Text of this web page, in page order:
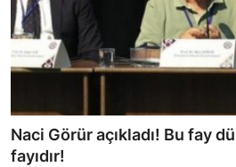
Naci Görür açıkladı! Bu fay
fayıdır!